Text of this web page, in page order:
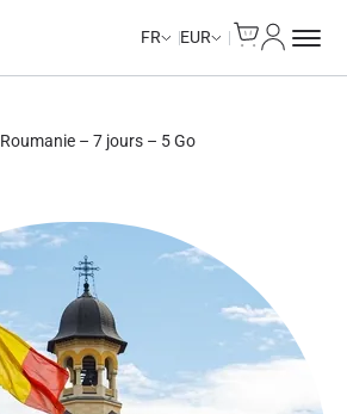
FR EUR
Roumanie – 7 jours – 5 Go